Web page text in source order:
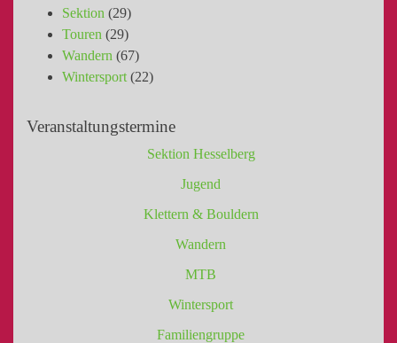
Sektion (29)
Touren (29)
Wandern (67)
Wintersport (22)
Veranstaltungstermine
Sektion Hesselberg
Jugend
Klettern & Bouldern
Wandern
MTB
Wintersport
Familiengruppe